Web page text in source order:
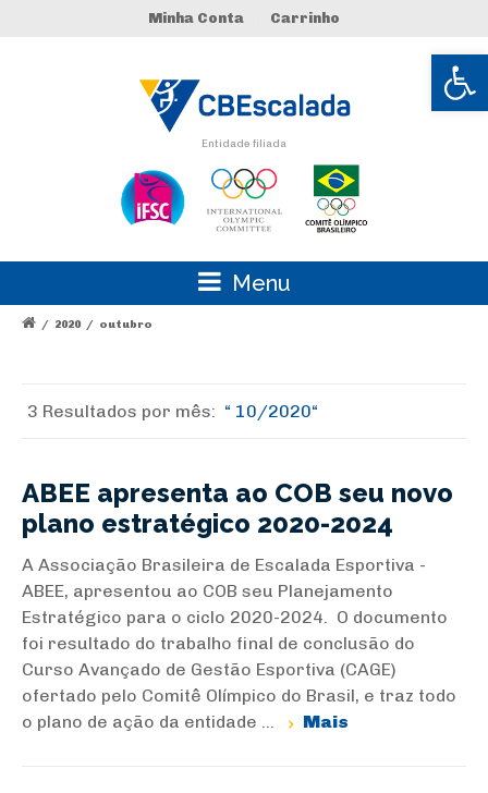
Abrir
Minha Conta Carrinho
Entidade filiada
Menu
/ 2020 / outubro
3 Resultados por mês: 10/2020
ABEE apresenta ao COB seu novo
plano estratégico 2020-2024
A Associação Brasileira de Escalada Esportiva -
ABEE, apresentou ao COB seu Planejamento
Estratégico para o ciclo 2020-2024. O documento
foi resultado do trabalho final de conclusão do
Curso Avançado de Gestão Esportiva (CAGE)
ofertado pelo Comitê Olímpico do Brasil, e traz todo
o plano de ação da entidade ...
Mais